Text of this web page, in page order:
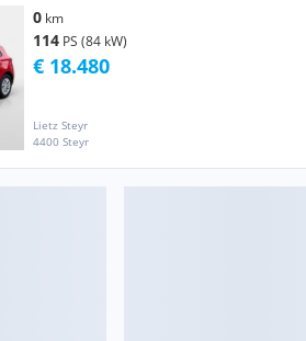
0 km
114 PS (84 kW)
Lietz Steyr
4400 Steyr
€ 18.480